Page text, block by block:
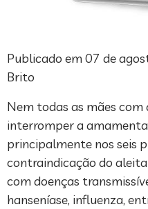
Publicado em 07 de
Brito
Nem todas as mães com
interromper a
principalmente nos seis
contraindicação do
com doenças
hanseníase, influenza,